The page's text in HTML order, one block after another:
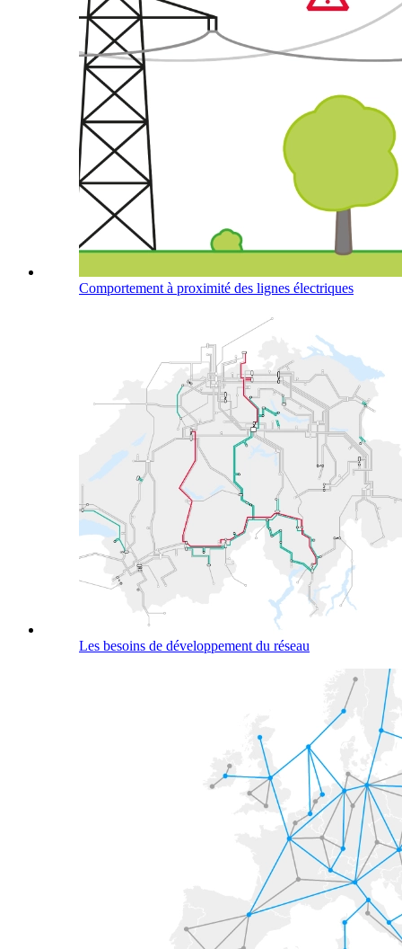
Comportement à proximité des lignes électriques
Les besoins de développement du réseau